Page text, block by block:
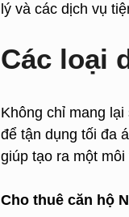
lý và các dịch vụ
Các loại
Không chỉ mang
để tận dụng tối đa
giúp tạo ra một
Cho thuê căn hộ